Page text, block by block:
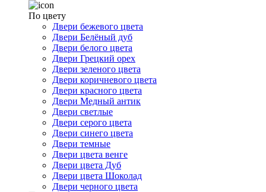
По цвету
Двери бежевого цвета
Двери Белёный дуб
Двери белого цвета
Двери Грецкий орех
Двери зеленого цвета
Двери коричневого цвета
Двери красного цвета
Двери Медный антик
Двери светлые
Двери серого цвета
Двери синего цвета
Двери темные
Двери цвета венге
Двери цвета Дуб
Двери цвета Шоколад
Двери черного цвета